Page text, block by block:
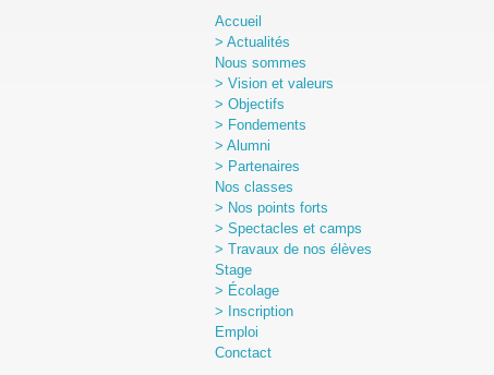
Accueil
> Actualités
Nous sommes
> Vision et valeurs
> Objectifs
> Fondements
> Alumni
> Partenaires
Nos classes
> Nos points forts
> Spectacles et camps
> Travaux de nos élèves
Stage
> Écolage
> Inscription
Emploi
Conctact